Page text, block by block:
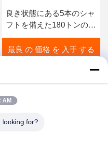
良き状態にある5本のシャ
フトを備えた180トンの二
手ブームクローラークレ
ーン
最良 の 価格 を 入手 する
AM
looking for?